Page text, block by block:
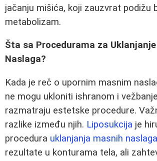
jačanju mišića, koji zauzvrat podižu
metabolizam.
Šta sa Procedurama za
Naslaga?
Kada je reč o upornim masnim
ne mogu ukloniti ishranom i
razmatraju estetske procedure.
razlike između njih. Liposukcija je
procedura uklanjanja masnih naslaga
rezultate u konturama tela, ali